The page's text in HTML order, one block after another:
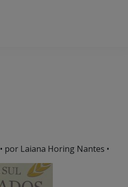
• por Laiana Horing Nantes •